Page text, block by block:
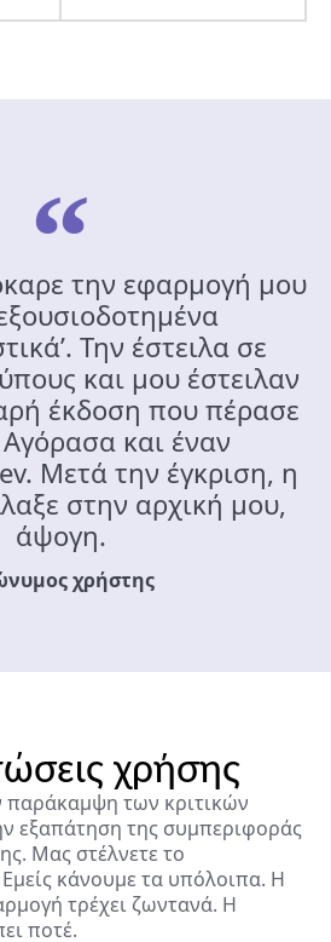
την εφαρμογή μου
Την έστειλα σε
και μου έστειλαν
έκδοση που πέρασε
και έναν
Μετά την έγκριση, η
στην αρχική μου,
άψογη.
χρήστης
χρήσης
των κριτικών
εξαπάτηση της συμπεριφοράς
Μας στέλνετε το
κάνουμε τα υπόλοιπα. Η
τρέχει ζωντανά. Η
ποτέ.